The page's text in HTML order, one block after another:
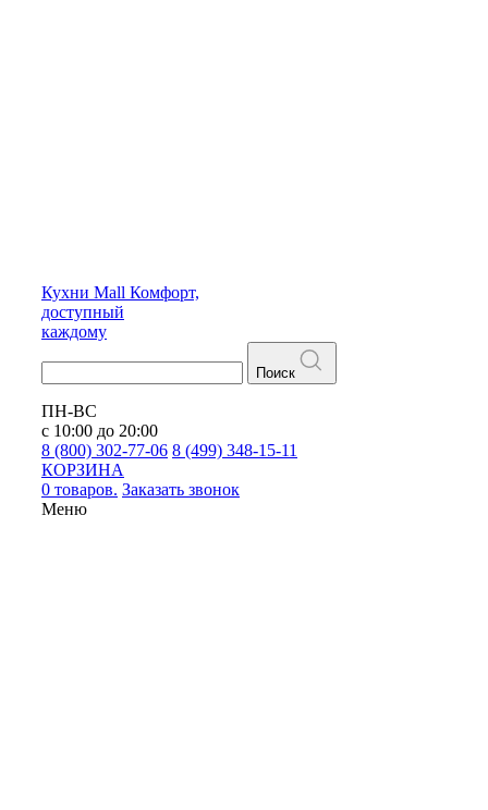
Кухни Mall Комфорт,
доступный
каждому
Поиск
ПН-ВС
с 10:00 до 20:00
8 (800) 302-77-06 8 (499) 348-15-11
КОРЗИНА
0 товаров. Заказать звонок
Меню